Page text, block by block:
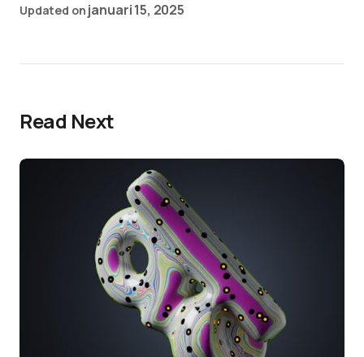
Updated on januari 15, 2025
Read Next